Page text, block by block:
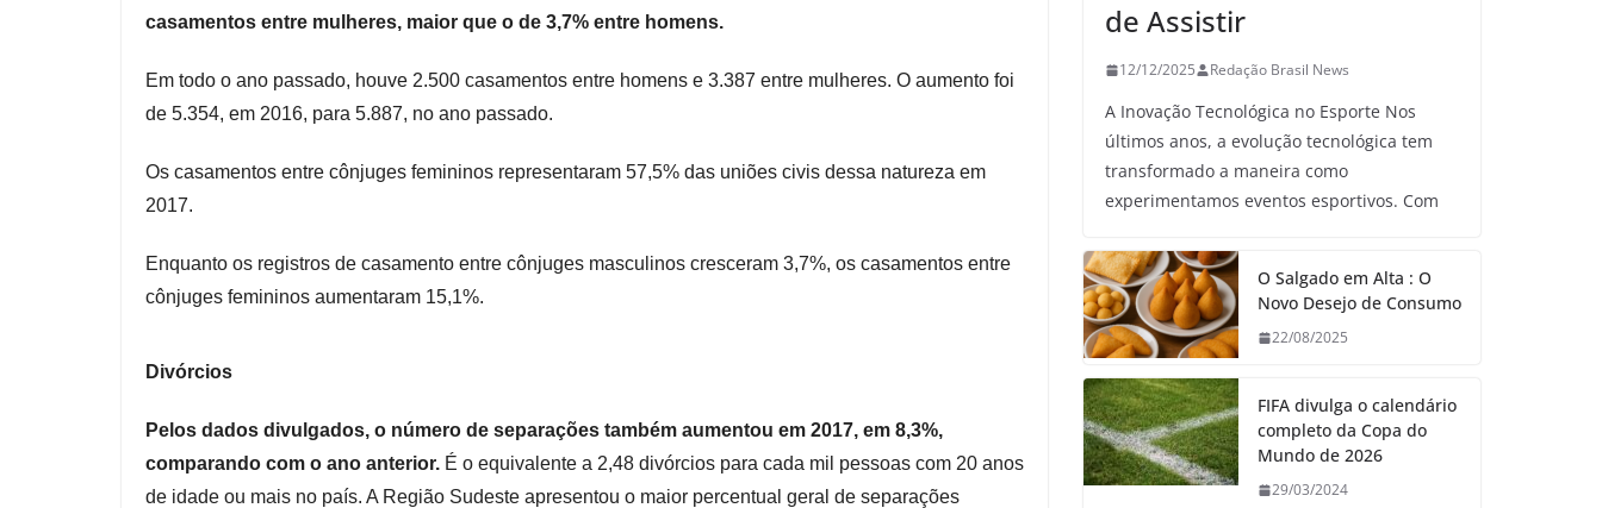
casamentos entre mulheres, maior que o de 3,7% entre homens.
Em todo o ano passado, houve 2.500 casamentos entre homens e 3.387 entre mulheres. O aumento foi
de 5.354, em 2016, para 5.887, no ano passado.
Os casamentos entre cônjuges femininos representaram 57,5% das uniões civis dessa natureza em
2017.
Enquanto os registros de casamento entre cônjuges masculinos cresceram 3,7%, os casamentos entre
cônjuges femininos aumentaram 15,1%.
Divórcios
Pelos dados divulgados, o número de separações também aumentou em 2017, em 8,3%,
comparando com o ano anterior. É o equivalente a 2,48 divórcios para cada mil pessoas com 20 anos
de idade ou mais no país. A Região Sudeste apresentou o maior percentual geral de separações
de Assistir
12/12/2025 Redação Brasil News
A Inovação Tecnológica no Esporte Nos
últimos anos, a evolução tecnológica tem
transformado a maneira como
experimentamos eventos esportivos. Com
O Salgado em Alta : O
Novo Desejo de Consumo
22/08/2025
FIFA divulga o calendário
completo da Copa do
Mundo de 2026
29/03/2024